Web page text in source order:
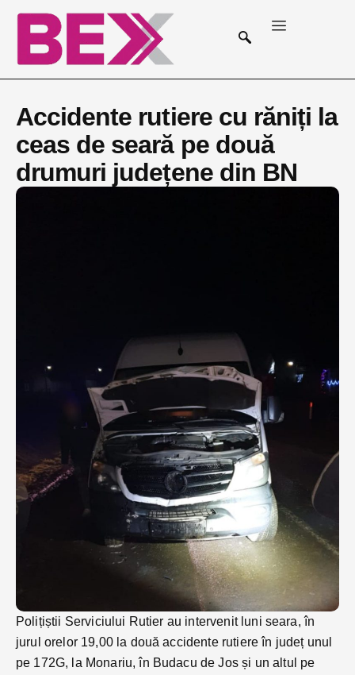
Accidente rutiere cu răniți la
ceas de seară pe două
drumuri județene din BN
Polițiștii Serviciului Rutier au intervenit luni seara, în
jurul orelor 19,00 la două accidente rutiere în județ unul
pe 172G, la Monariu, în Budacu de Jos și un altul pe